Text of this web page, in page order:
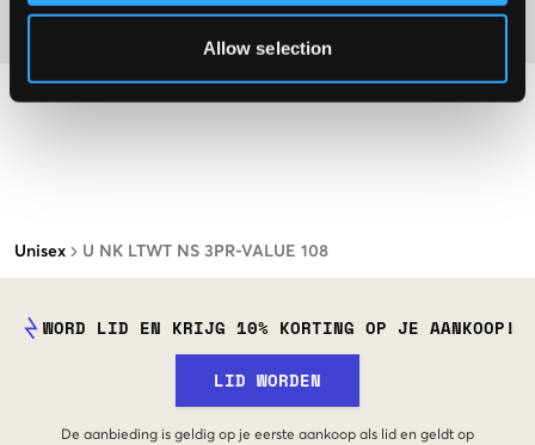
Allow selection
Unisex U NK LTWT NS 3PR-VALUE 108
WORD LID EN KRIJG 10% KORTING OP JE AANKOOP!
LID WORDEN
De aanbieding is geldig op je eerste aankoop als lid en geldt op